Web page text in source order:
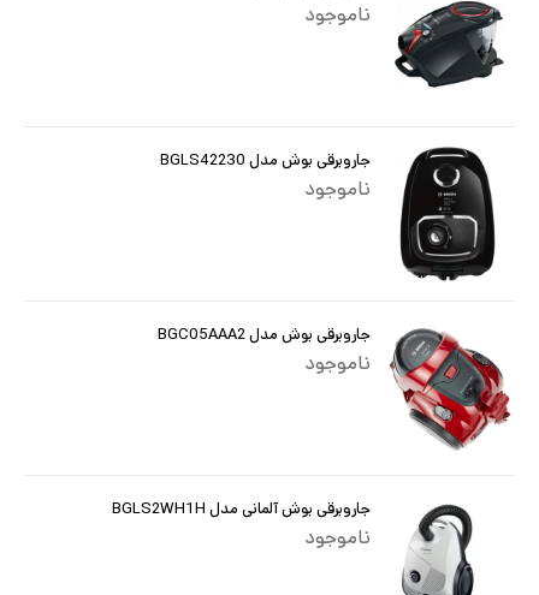
ناموجود
جاروبرقی بوش مدل BGLS42230
ناموجود
جاروبرقی بوش مدل BGC05AAA2
ناموجود
جاروبرقی بوش آلمانی مدل BGLS2WH1H
ناموجود